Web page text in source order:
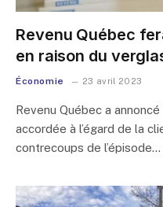
Revenu Québec
en raison du
Économie 23 avril 2023
Revenu Québec a
accordée à l’égard de la
contrecoups de l’épisode…